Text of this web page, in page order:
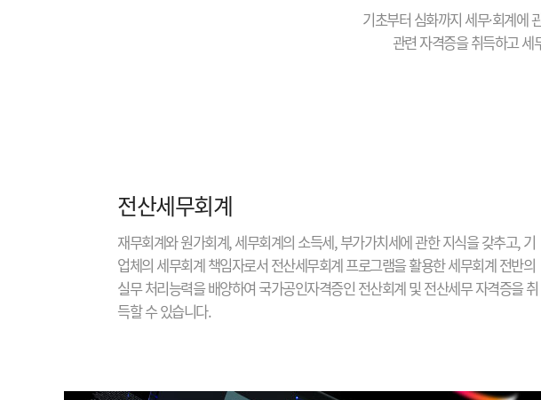
기초부터 심화까지 세무·회계에
관련 자격증을 취득하고 세
전산세무회계
재무회계와 원가회계, 세무회계의 소득세, 부가가치세에 관한 지식을 갖추고, 기
업체의 세무회계 책임자로서 전산세무회계 프로그램을 활용한 세무회계 전반의
실무 처리능력을 배양하여 국가공인자격증인 전산회계 및 전산세무 자격증을 취
득할 수 있습니다.